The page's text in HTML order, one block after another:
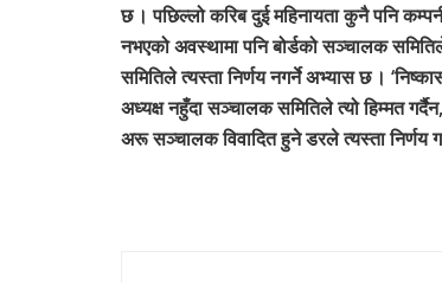
छ । पछिल्लो करिब दुई महिनायता कुनै पनि
नभएको अवस्थामा पनि बोर्डको सञ्चालक
समितिले त्यस्ता निर्णय नगर्ने अभ्यास छ ।
अध्यक्ष नहुँदा सञ्चालक समितिले त्यो हिम्मत
अरू सञ्चालक विवादित हुने डरले त्यस्ता निर्णय